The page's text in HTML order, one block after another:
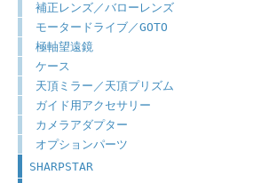
補正レンズ／バローレンズ
モータードライブ／GOTO
極軸望遠鏡
ケース
天頂ミラー／天頂プリズム
ガイド用アクセサリー
カメラアダプター
オプションパーツ
SHARPSTAR